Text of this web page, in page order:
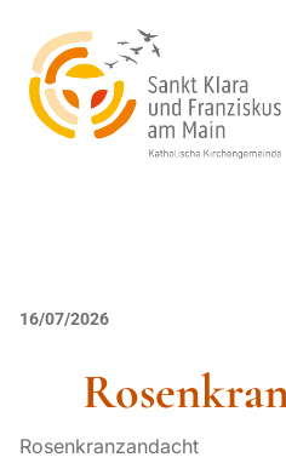
16/07/2026
Rosenkranzandacht